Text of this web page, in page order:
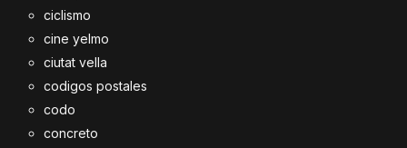
ciclismo
cine yelmo
ciutat vella
codigos postales
codo
concreto